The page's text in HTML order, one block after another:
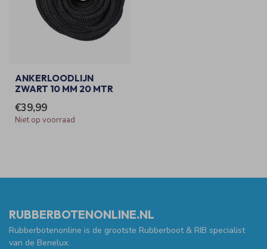
ANKERLOODLIJN
ZWART 10 MM 20 MTR
€39,99
Niet op voorraad
RUBBERBOTENONLINE.NL
Rubberbotenonline is de grootste Rubberboot & RIB specialist
van de Benelux.